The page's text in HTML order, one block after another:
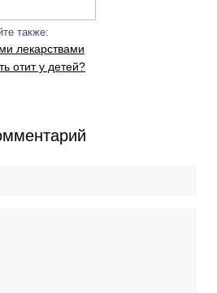
также:
лекарствами
отит у детей?